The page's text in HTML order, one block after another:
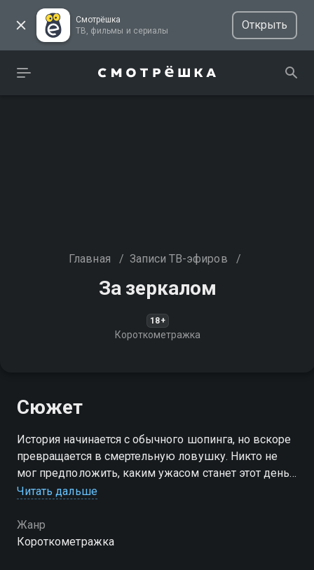
Смотрёшка
ТВ, фильмы и сериалы
Открыть
Главная / Записи ТВ-эфиров /
За зеркалом
18+
Короткометражка
Сюжет
История начинается с обычного шопинга, но вскоре
превращается в смертельную ловушку. Никто не
мог предположить, каким ужасом станет этот день
и что отразится в зловещих зеркалах, украшающих
Читать дальше
Жанр
Короткометражка